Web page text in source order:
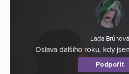
Lada Brůnová
Oslava dalšího roku, kdy
Podpořit